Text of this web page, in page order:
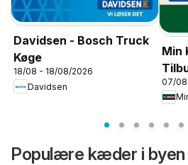
Davidsen - Bosch Truck
Køge
18/08 - 18/08/2026
Davidsen
Min
07/08
Populære kæder i byen